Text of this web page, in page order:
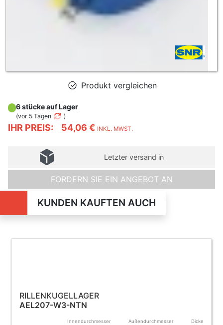
Produkt vergleichen
IHR PREIS: 54,06 € INKL. MWST.
6 stücke auf Lager
(vor 5 Tagen )
Letzter versand in
FORDERN SIE EIN ANGEBOT AN
KUNDEN KAUFTEN AUCH
RILLENKUGELLAGER
AEL207-W3-NTN
Innendurchmesser Außendurchmesser Dicke